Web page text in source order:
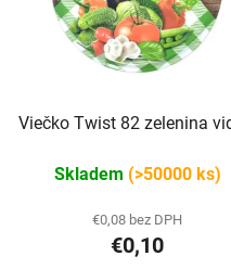
Viečko Twist 82 zelenina
Skladem (>50000 ks)
€0,08 bez DPH
€0,10